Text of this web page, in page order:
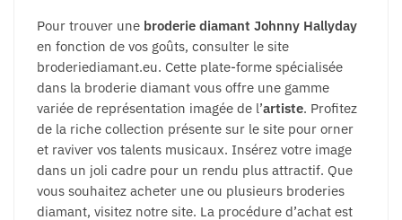
Pour trouver une broderie diamant Johnny Hallyday
en fonction de vos goûts, consulter le site
broderiediamant.eu. Cette plate-forme spécialisée
dans la broderie diamant vous offre une gamme
variée de représentation imagée de l’artiste. Profitez
de la riche collection présente sur le site pour orner
et raviver vos talents musicaux. Insérez votre image
dans un joli cadre pour un rendu plus attractif. Que
vous souhaitez acheter une ou plusieurs broderies
diamant, visitez notre site. La procédure d’achat est